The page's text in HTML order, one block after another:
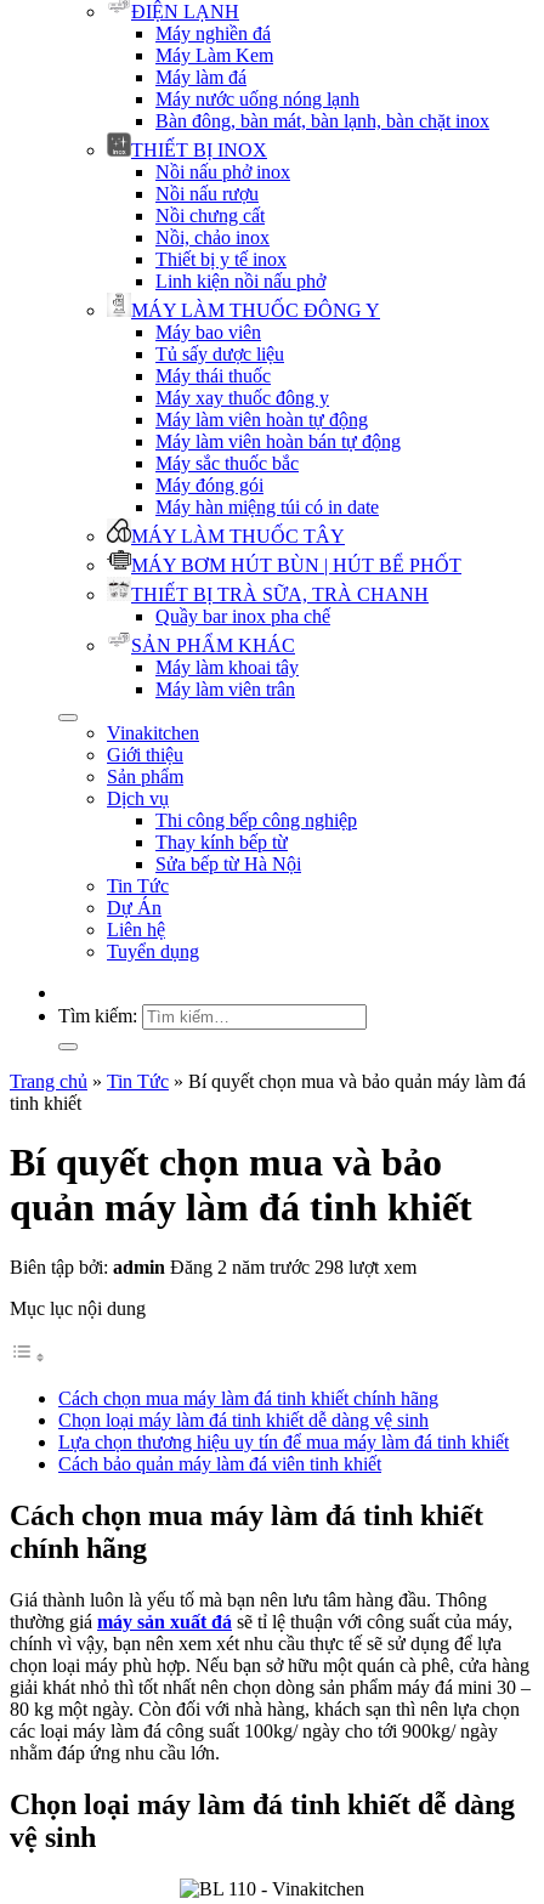
ĐIỆN LẠNH
Máy nghiền đá
Máy Làm Kem
Máy làm đá
Máy nước uống nóng lạnh
Bàn đông, bàn mát, bàn lạnh, bàn chặt inox
THIẾT BỊ INOX
Nồi nấu phở inox
Nồi nấu rượu
Nồi chưng cất
Nồi, chảo inox
Thiết bị y tế inox
Linh kiện nồi nấu phở
MÁY LÀM THUỐC ĐÔNG Y
Máy bao viên
Tủ sấy dược liệu
Máy thái thuốc
Máy xay thuốc đông y
Máy làm viên hoàn tự động
Máy làm viên hoàn bán tự động
Máy sắc thuốc bắc
Máy đóng gói
Máy hàn miệng túi có in date
MÁY LÀM THUỐC TÂY
MÁY BƠM HÚT BÙN | HÚT BỂ PHỐT
THIẾT BỊ TRÀ SỮA, TRÀ CHANH
Quầy bar inox pha chế
SẢN PHẨM KHÁC
Máy làm khoai tây
Máy làm viên trân
Vinakitchen
Giới thiệu
Sản phẩm
Dịch vụ
Thi công bếp công nghiệp
Thay kính bếp từ
Sửa bếp từ Hà Nội
Tin Tức
Dự Án
Liên hệ
Tuyển dụng
Tìm kiếm:
Trang chủ » Tin Tức » Bí quyết chọn mua và bảo quản máy làm đá
tinh khiết
Bí quyết chọn mua và bảo
quản máy làm đá tinh khiết
Biên tập bởi: admin Đăng 2 năm trước 298 lượt xem
Mục lục nội dung
Cách chọn mua máy làm đá tinh khiết chính hãng
Chọn loại máy làm đá tinh khiết dễ dàng vệ sinh
Lựa chọn thương hiệu uy tín để mua máy làm đá tinh khiết
Cách bảo quản máy làm đá viên tinh khiết
Cách chọn mua máy làm đá tinh khiết
chính hãng
Giá thành luôn là yếu tố mà bạn nên lưu tâm hàng đầu. Thông
thường giá máy sản xuất đá sẽ tỉ lệ thuận với công suất của máy,
chính vì vậy, bạn nên xem xét nhu cầu thực tế sẽ sử dụng để lựa
chọn loại máy phù hợp. Nếu bạn sở hữu một quán cà phê, cửa hàng
giải khát nhỏ thì tốt nhất nên chọn dòng sản phẩm máy đá mini 30 –
80 kg một ngày. Còn đối với nhà hàng, khách sạn thì nên lựa chọn
các loại máy làm đá công suất 100kg/ ngày cho tới 900kg/ ngày
nhằm đáp ứng nhu cầu lớn.
Chọn loại máy làm đá tinh khiết dễ dàng
vệ sinh